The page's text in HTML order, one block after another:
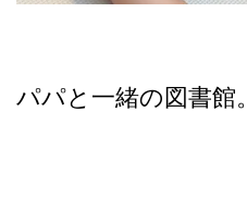
パパと一緒の図書館。